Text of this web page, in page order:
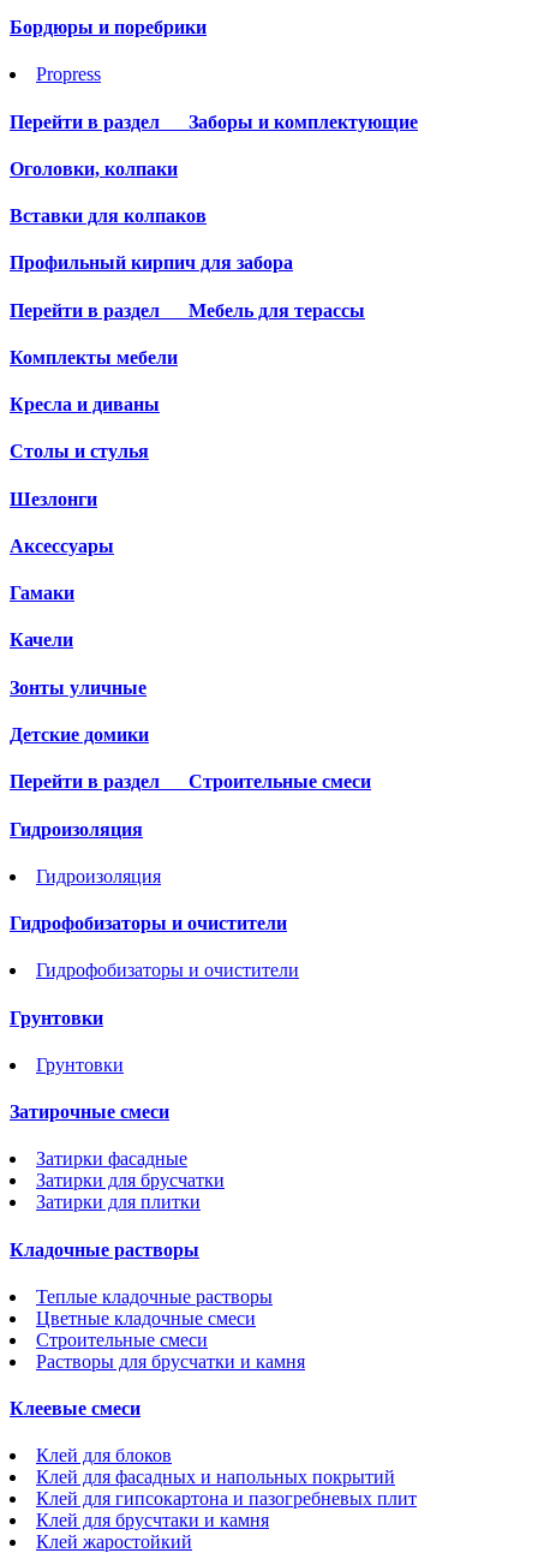
Бордюры и поребрики
Propress
Перейти в раздел Заборы и комплектующие
Оголовки, колпаки
Вставки для колпаков
Профильный кирпич для забора
Перейти в раздел Мебель для терассы
Комплекты мебели
Кресла и диваны
Столы и стулья
Шезлонги
Аксессуары
Гамаки
Качели
Зонты уличные
Детские домики
Перейти в раздел Строительные смеси
Гидроизоляция
Гидроизоляция
Гидрофобизаторы и очистители
Гидрофобизаторы и очистители
Грунтовки
Грунтовки
Затирочные смеси
Затирки фасадные
Затирки для брусчатки
Затирки для плитки
Кладочные растворы
Теплые кладочные растворы
Цветные кладочные смеси
Строительные смеси
Растворы для брусчатки и камня
Клеевые смеси
Клей для блоков
Клей для фасадных и напольных покрытий
Клей для гипсокартона и пазогребневых плит
Клей для брусчтаки и камня
Клей жаростойкий